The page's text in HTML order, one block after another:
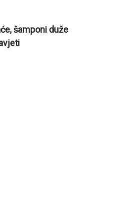
šamponi duže